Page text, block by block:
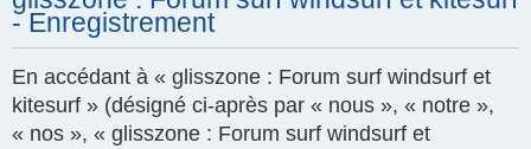
- Enregistrement
En accédant à « glisszone : Forum surf windsurf et
kitesurf » (désigné ci-après par « nous », « notre »,
« nos », « glisszone : Forum surf windsurf et